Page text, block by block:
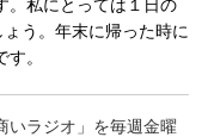
。私にとっては１日の
う。年末に帰った時に
。
ラジオ」を毎週金曜